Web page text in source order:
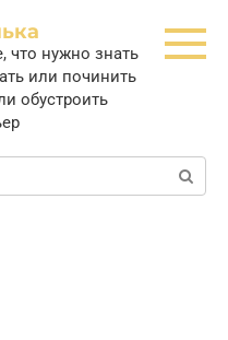
что нужно знать
или починить
обустроить